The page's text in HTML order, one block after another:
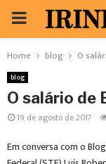
PRIMARY
MENU
Home blog O
blog
O salário de
19 de agosto de 2017
Em conversa com o